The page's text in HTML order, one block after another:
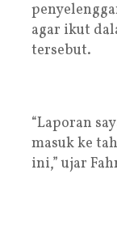
agar ikut
tersebut.
“Laporan
masuk ke
ini,” ujar